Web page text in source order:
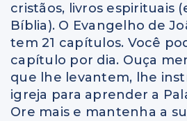
cristãos, livros espirituais
Bíblia). O Evangelho de
tem 21 capítulos. Você
capítulo por dia. Ouça
que lhe levantem, lhe
igreja para aprender a
Ore mais e mantenha a